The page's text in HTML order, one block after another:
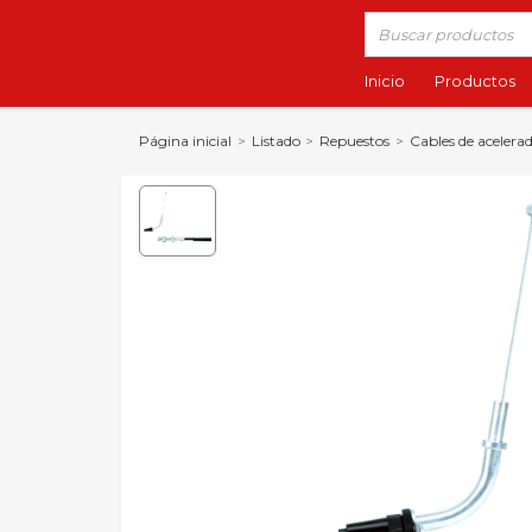
Inicio Productos
Página inicial Listado Repuestos Cables de